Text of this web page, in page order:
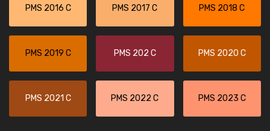
PMS 2016 C PMS 2017 C PMS 2018 C
PMS 2019 C PMS 202 C PMS 2020 C
PMS 2021 C PMS 2022 C PMS 2023 C